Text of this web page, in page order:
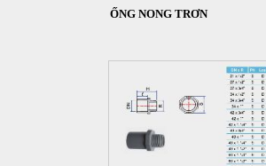
ỐNG NONG TRƠN